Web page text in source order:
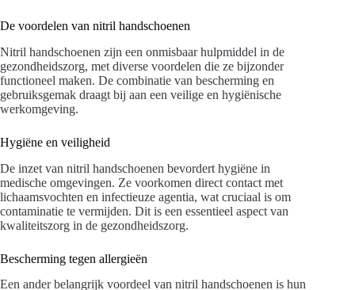
De voordelen van nitril handschoenen
Nitril handschoenen zijn een onmisbaar hulpmiddel in de
gezondheidszorg, met diverse voordelen die ze bijzonder
functioneel maken. De combinatie van bescherming en
gebruiksgemak draagt bij aan een veilige en hygiënische
werkomgeving.
Hygiëne en veiligheid
De inzet van nitril handschoenen bevordert hygiëne in
medische omgevingen. Ze voorkomen direct contact met
lichaamsvochten en infectieuze agentia, wat cruciaal is om
contaminatie te vermijden. Dit is een essentieel aspect van
kwaliteitszorg in de gezondheidszorg.
Bescherming tegen allergieën
Een ander belangrijk voordeel van nitril handschoenen is hun